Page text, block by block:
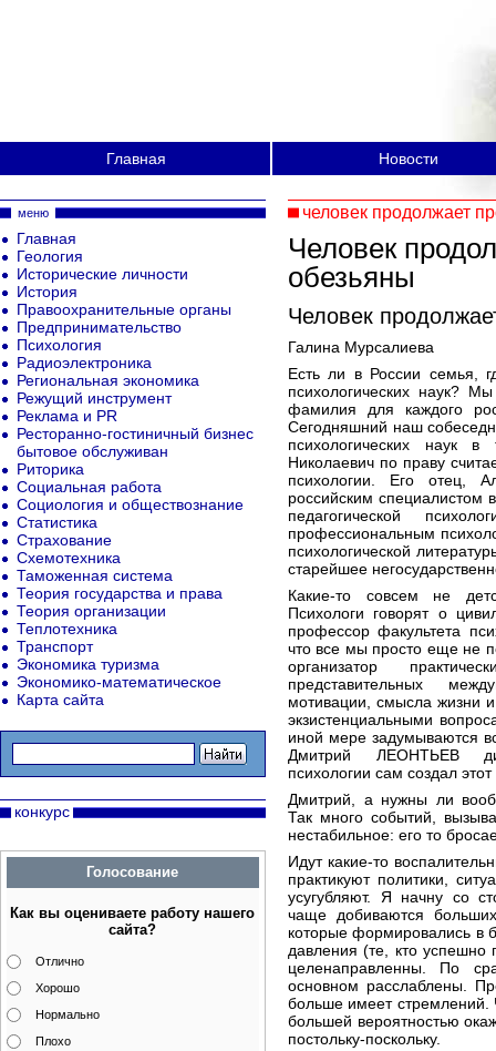
Главная Новости
человек продолжает
Человек
обезьяны
Человек
Галина Мурсалиева
Есть ли в России семья,
психологических наук?
фамилия для каждого
Сегодняшний наш
психологических наук
Николаевич по праву
психологии. Его отец,
российским специалистом
педагогической
профессиональным
психологической
старейшее
Какие-то совсем не
Психологи говорят о
профессор факультета
что все мы просто еще не
организатор
представительных
мотивации, смысла жизни
экзистенциальными
иной мере задумываются
Дмитрий ЛЕОНТЬЕВ
психологии сам создал этот
Дмитрий, а нужны ли
Так много событий,
нестабильное: его то
Идут какие-то
практикуют политики,
усугубляют. Я начну со
чаще добиваются
которые формировались в
давления (те, кто успешно
целенаправленны. По
основном расслаблены.
больше имеет стремлений.
большей вероятностью
постольку-поскольку.
меню
Главная
Геология
Исторические личности
История
Правоохранительные органы
Предпринимательство
Психология
Радиоэлектроника
Региональная экономика
Режущий инструмент
Реклама и PR
Ресторанно-гостиничный бизнес
бытовое обслуживан
Риторика
Социальная работа
Социология и обществознание
Статистика
Страхование
Схемотехника
Таможенная система
Теория государства и права
Теория организации
Теплотехника
Транспорт
Экономика туризма
Экономико-математическое
Карта сайта
конкурс
Голосование
Как вы оцениваете работу нашего
сайта?
Отлично
Хорошо
Нормально
Плохо